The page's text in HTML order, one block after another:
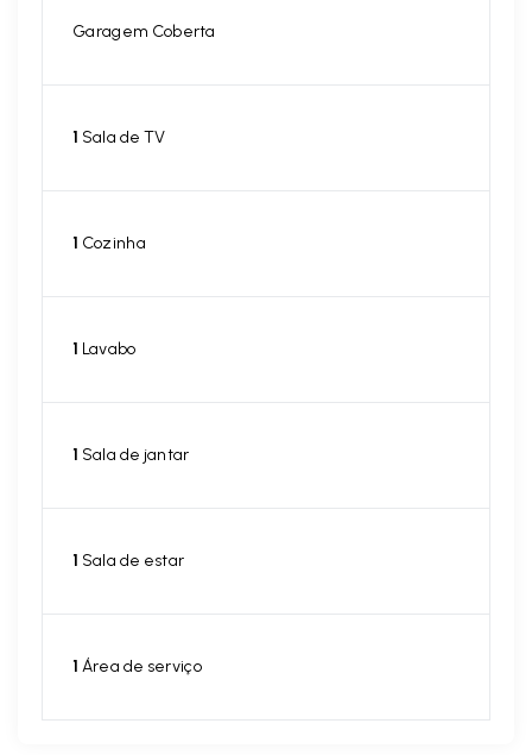
Garagem Coberta
1 Sala de TV
1 Cozinha
1 Lavabo
1 Sala de jantar
1 Sala de estar
1 Área de serviço